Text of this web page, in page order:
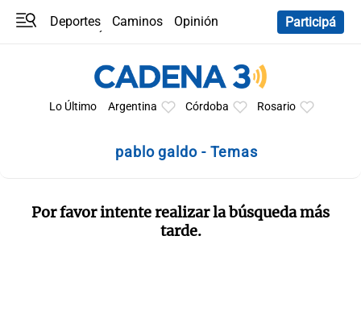
Deportes Caminos
Opinión
Participá
Lo Último Argentina Córdoba Rosario
pablo galdo - Temas
Por favor intente realizar la búsqueda más
tarde.